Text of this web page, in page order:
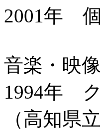
2001年
音楽・映像
1994年
（高知県